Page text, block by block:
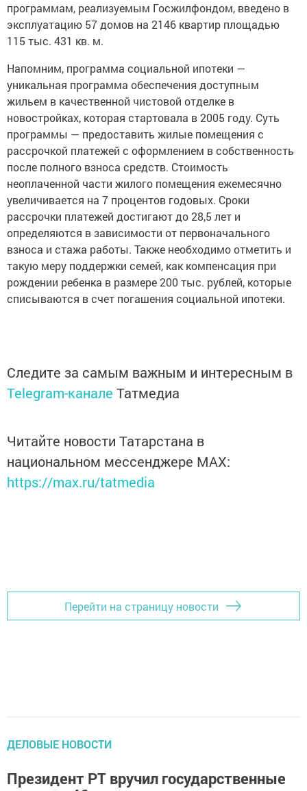
программам, реализуемым Госжилфондом, введено в
эксплуатацию 57 домов на 2146 квартир площадью
115 тыс. 431 кв. м.
Напомним, программа социальной ипотеки —
уникальная программа обеспечения доступным
жильем в качественной чистовой отделке в
новостройках, которая стартовала в 2005 году. Суть
программы — предоставить жилые помещения с
рассрочкой платежей с оформлением в собственность
после полного взноса средств. Стоимость
неоплаченной части жилого помещения ежемесячно
увеличивается на 7 процентов годовых. Сроки
рассрочки платежей достигают до 28,5 лет и
определяются в зависимости от первоначального
взноса и стажа работы. Также необходимо отметить и
такую меру поддержки семей, как компенсация при
рождении ребенка в размере 200 тыс. рублей, которые
списываются в счет погашения социальной ипотеки.
Следите за самым важным и интересным в
Telegram-канале Татмедиа
Читайте новости Татарстана в
национальном мессенджере MАХ:
https://max.ru/tatmedia
Перейти на страницу новости
ДЕЛОВЫЕ НОВОСТИ
Президент РТ вручил государственные